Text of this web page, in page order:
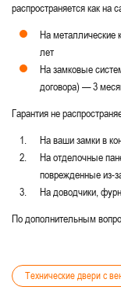
распространяется как на
На металлические
лет
На замковые
договора) — 3
Гарантия не
На ваши замки в
На отделочные
поврежденные из-
На доводчики,
По дополнительным
Технические двери с